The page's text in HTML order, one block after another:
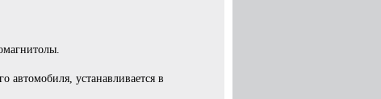
автомобиля, устанавливается в